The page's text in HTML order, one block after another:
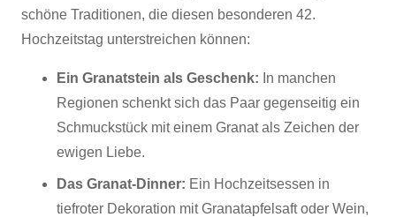
schöne Traditionen, die diesen besonderen 42.
Hochzeitstag unterstreichen können:
Ein Granatstein als Geschenk: In manchen
Regionen schenkt sich das Paar gegenseitig ein
Schmuckstück mit einem Granat als Zeichen der
ewigen Liebe.
Das Granat-Dinner: Ein Hochzeitsessen in
tiefroter Dekoration mit Granatapfelsaft oder Wein,